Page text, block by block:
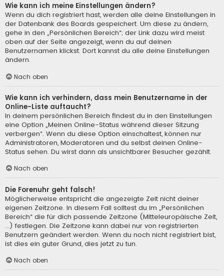
Wie kann ich meine Einstellungen ändern?
Wenn du dich registriert hast, werden alle deine Einstellungen in
der Datenbank des Boards gespeichert. Um diese zu ändern,
gehe in den „Persönlichen Bereich“; der Link dazu wird meist
oben auf der Seite angezeigt, wenn du auf deinen
Benutzernamen klickst. Dort kannst du alle deine Einstellungen
ändern.
Nach oben
Wie kann ich verhindern, dass mein Benutzername in der
Online-Liste auftaucht?
In deinem persönlichen Bereich findest du in den Einstellungen
eine Option „Meinen Online-Status während dieser Sitzung
verbergen“. Wenn du diese Option einschaltest, können nur
Administratoren, Moderatoren und du selbst deinen Online-
Status sehen. Du wirst dann als unsichtbarer Besucher gezählt.
Nach oben
Die Forenuhr geht falsch!
Möglicherweise entspricht die angezeigte Zeit nicht deiner
eigenen Zeitzone. In diesem Fall solltest du im „Persönlichen
Bereich“ die für dich passende Zeitzone (Mitteleuropäische Zeit,
...) festlegen. Die Zeitzone kann dabei nur von registrierten
Benutzern geändert werden. Wenn du noch nicht registriert bist,
ist dies ein guter Grund, dies jetzt zu tun.
Nach oben